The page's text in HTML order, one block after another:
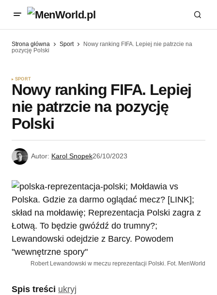
Strona główna Sport
Nowy ranking FIFA. Lepiej nie patrzcie na
pozycję Polski
SPORT
Nowy ranking FIFA. Lepiej
nie patrzcie na pozycję
Polski
Autor: Karol Snopek26/10/2023
Robert Lewandowski w meczu reprezentacji Polski. Fot. MenWorld
Spis treści ukryj